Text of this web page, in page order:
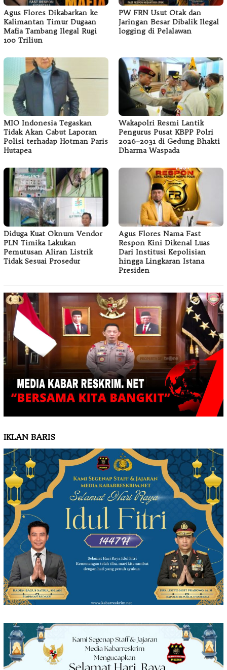
Agus Flores Dikabarkan ke
Kalimantan Timur Dugaan
Mafia Tambang Ilegal Rugi
100 Triliun
PW FRN Usut Otak dan
Jaringan Besar Dibalik Ilegal
logging di Pelalawan
MIO Indonesia Tegaskan
Tidak Akan Cabut Laporan
Polisi terhadap Hotman Paris
Hutapea
Wakapolri Resmi Lantik
Pengurus Pusat KBPP Polri
2026–2031 di Gedung Bhakti
Dharma Waspada
Diduga Kuat Oknum Vendor
PLN Timika Lakukan
Pemutusan Aliran Listrik
Tidak Sesuai Prosedur
Agus Flores Nama Fast
Respon Kini Dikenal Luas
Dari Institusi Kepolisian
hingga Lingkaran Istana
Presiden
IKLAN BARIS